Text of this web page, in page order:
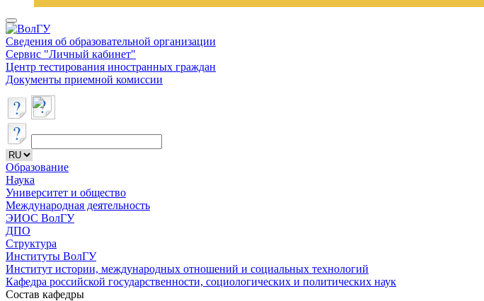
Сведения об образовательной организации
Сервис "Личный кабинет"
Центр тестирования иностранных граждан
Документы приемной комиссии
Образование
Наука
Университет и общество
Международная деятельность
ЭИОС ВолГУ
ДПО
Структура
Институты ВолГУ
Институт истории, международных отношений и социальных технологий
Кафедра российской государственности, социологических и политических наук
Состав кафедры